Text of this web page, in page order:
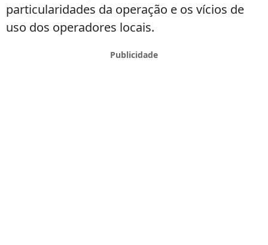
particularidades da operação e os vícios de
uso dos operadores locais.